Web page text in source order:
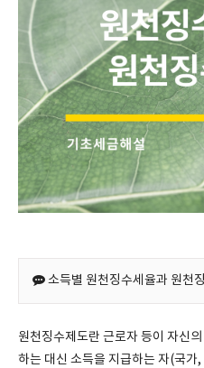
소득별 원천징수세율과 원천
원천징수제도란 근로자 등이 자신
하는 대신 소득을 지급하는 자(국가